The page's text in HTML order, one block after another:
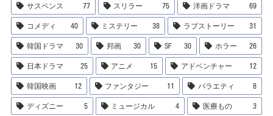
サスペンス 77 スリラー 75 洋画ドラマ 69
コメディ 40 ミステリー 38 ラブストーリー 31
韓国ドラマ 30 邦画 30 SF 30 ホラー 26
日本ドラマ 25 アニメ 15 アドベンチャー 12
韓国映画 12 ファンタジー 11 バラエティ 8
ディズニー 5 ミュージカル 4 医療もの 3